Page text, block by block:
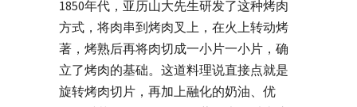
1850年代，亚历山大先生研发了这种烤肉
方式，将肉串到烤肉叉上，在火上转动烤
著，烤熟后再将肉切成一小片一小片，确
立了烤肉的基础。这道料理说直接点就是
旋转烤肉切片，再加上融化的奶油、优